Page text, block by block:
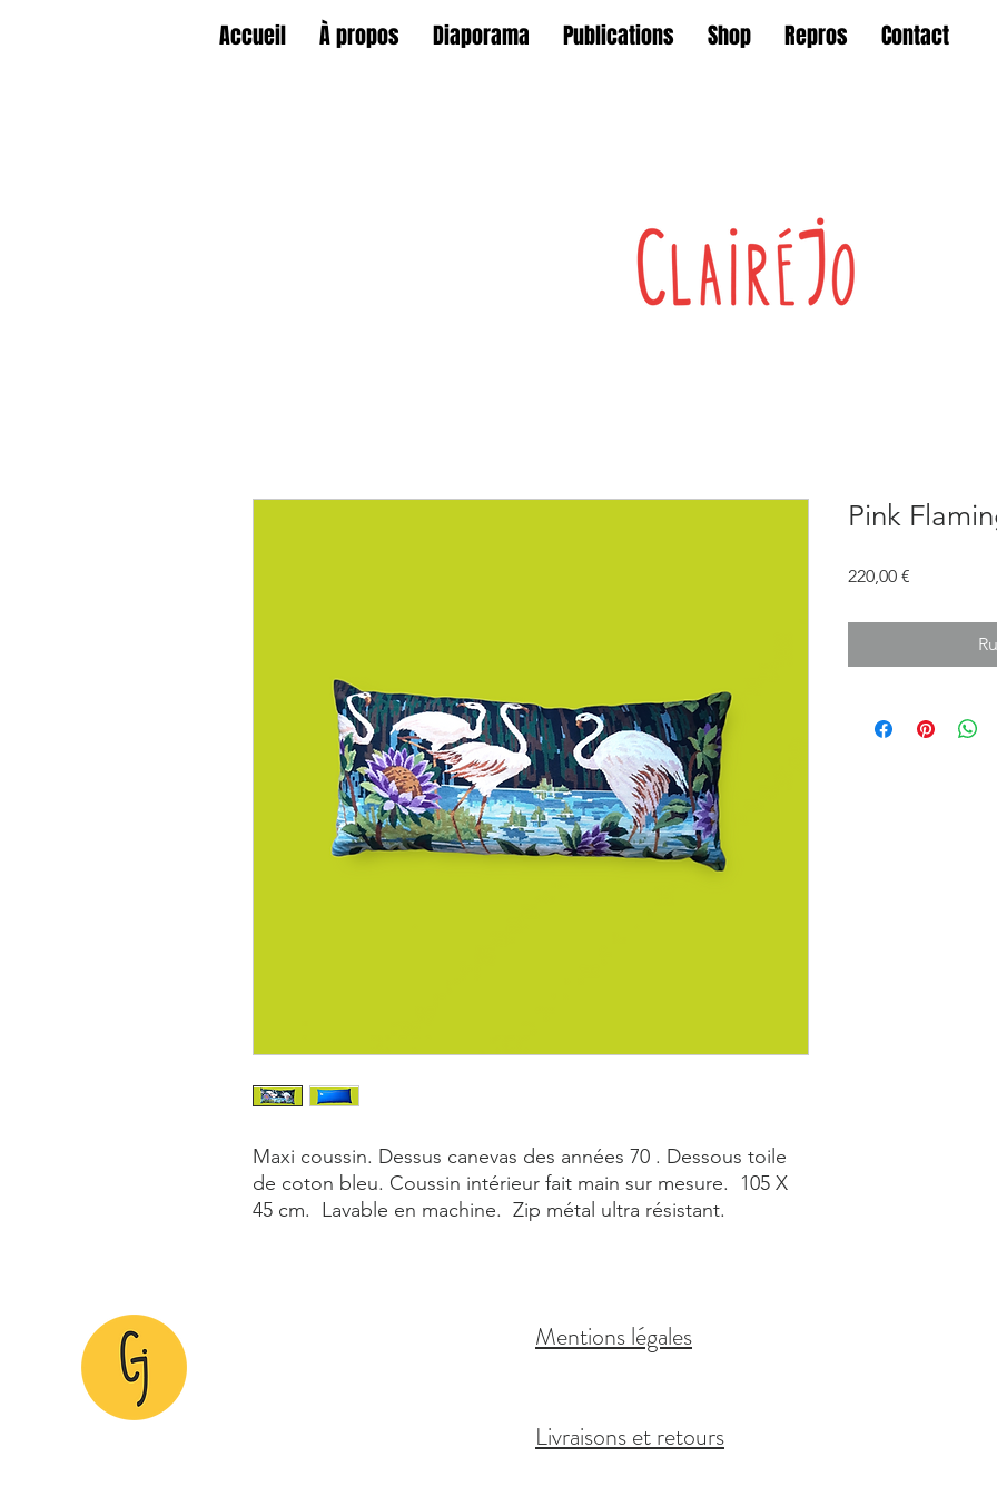
Accueil À propos Diaporama Publications Shop Repros Contact
Maxi coussin. Dessus canevas des années 70 . Dessous toile
de coton bleu. Coussin intérieur fait main sur mesure. 105 X
45 cm. Lavable en machine. Zip métal ultra résistant.
Pink
220,00 €
Mentions légales
Livraisons et retours